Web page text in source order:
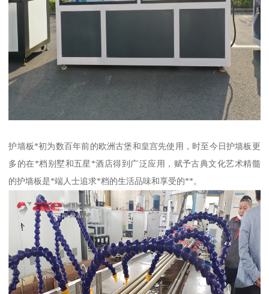
护墙板*初为数百年前的欧洲古堡和皇宫先使用，时至今日护墙板更
多的在*档别墅和五星*酒店得到广泛应用，赋予古典文化艺术精髓
的护墙板是*端人士追求*档的生活品味和享受的**。